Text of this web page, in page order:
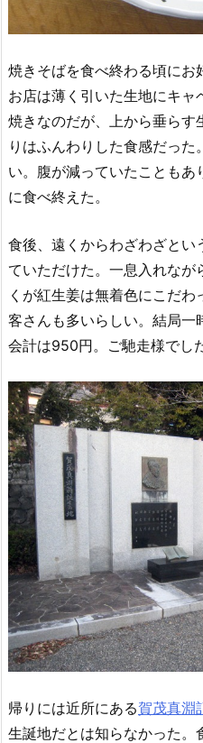
焼きそばを食べ終わる頃に
お店は薄く引いた生地にキ
焼きなのだが、上から垂ら
りはふんわりした食感だっ
い。腹が減っていたことも
に食べ終えた。
食後、遠くからわざわざとい
ていただけた。一息入れなが
くが紅生姜は無着色にこだ
客さんも多いらしい。結局一
会計は950円。ご馳走様でした
帰りには近所にある賀茂真淵
生誕地だとは知らなかった。